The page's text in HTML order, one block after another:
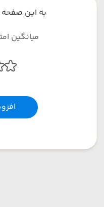
به این صفحه
میانگین امتیاز 0 از 5 (